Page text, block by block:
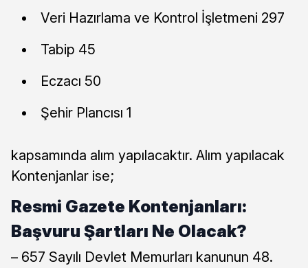
Veri Hazırlama ve Kontrol İşletmeni 297
Tabip 45
Eczacı 50
Şehir Plancısı 1
kapsamında alım yapılacaktır. Alım yapılacak
Kontenjanlar ise;
Resmi Gazete Kontenjanları:
Başvuru Şartları Ne Olacak?
– 657 Sayılı Devlet Memurları kanunun 48.